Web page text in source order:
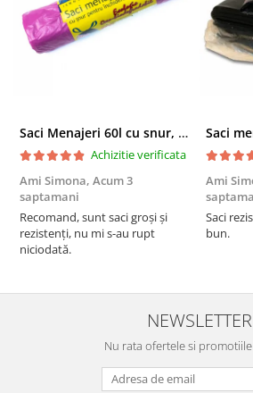
Saci Menajeri 60l cu snur, Roz, 10buc/rola
Achizitie verificata
Ami Simona, Acum 3
saptamani
Recomand, sunt saci groși și
rezistenți, nu mi s-au rupt
niciodată.
Ami
Saci
bun.
NEWSLETTER
Nu rata ofertele si